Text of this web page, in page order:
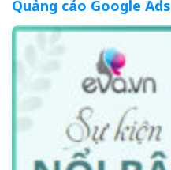
Quảng cáo Google Ads